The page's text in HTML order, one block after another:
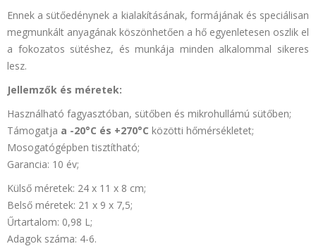
Ennek a sütőedénynek a kialakításának, formájának és speciálisan
megmunkált anyagának köszönhetően a hő egyenletesen oszlik el
a fokozatos sütéshez, és munkája minden alkalommal sikeres
lesz.
Jellemzők és méretek:
Használható fagyasztóban, sütőben és mikrohullámú sütőben;
Támogatja a -20°C és +270°C közötti hőmérsékletet;
Mosogatógépben tisztítható;
Garancia: 10 év;
Külső méretek: 24 x 11 x 8 cm;
Belső méretek: 21 x 9 x 7,5;
Űrtartalom: 0,98 L;
Adagok száma: 4-6.